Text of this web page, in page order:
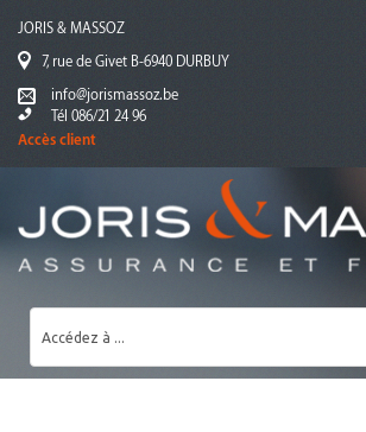
JORIS & MASSOZ
7, rue de Givet B-6940 DURBUY
info@jorismassoz.be
Tél 086/21 24 96
Accès client